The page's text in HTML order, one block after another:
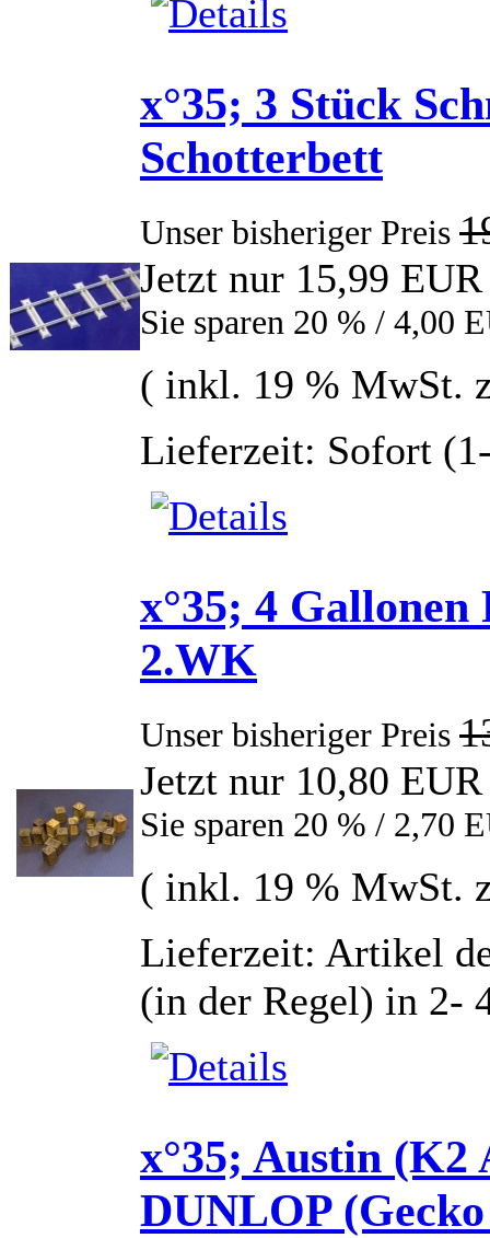
x°35; 3 Stück
Schotterbett
Unser bisheriger Preis
Jetzt nur 15,99 EUR
Sie sparen 20 % / 4,00
( inkl. 19 % MwSt.
Lieferzeit: Sofort
x°35; 4
2.WK
Unser bisheriger Preis
Jetzt nur 10,80 EUR
Sie sparen 20 % / 2,70
( inkl. 19 % MwSt.
Lieferzeit: Artikel
(in der Regel) in 2-
x°35; Austin (K2
DUNLOP